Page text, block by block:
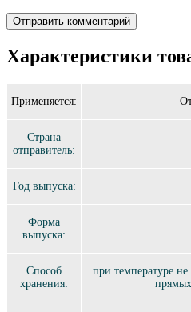
Характеристики
Применяется:
Страна
отправитель:
Год выпуска:
Форма
выпуска:
Способ
хранения:
при температуре